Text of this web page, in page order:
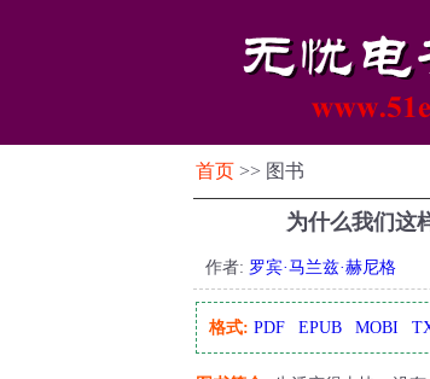
首页 >> 图书
为什么我们这
作者: 罗宾·马兰兹·赫尼格
格式: PDF EPUB MOBI